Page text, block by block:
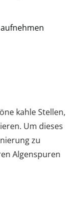
kahle Stellen,
Um dieses
zu
Algenspuren